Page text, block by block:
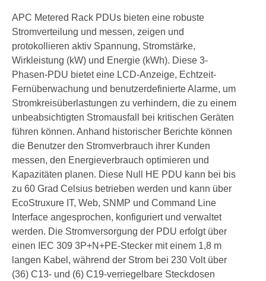
APC Metered Rack PDUs bieten eine robuste
Stromverteilung und messen, zeigen und
protokollieren aktiv Spannung, Stromstärke,
Wirkleistung (kW) und Energie (kWh). Diese 3-
Phasen-PDU bietet eine LCD-Anzeige, Echtzeit-
Fernüberwachung und benutzerdefinierte Alarme, um
Stromkreisüberlastungen zu verhindern, die zu einem
unbeabsichtigten Stromausfall bei kritischen Geräten
führen können. Anhand historischer Berichte können
die Benutzer den Stromverbrauch ihrer Kunden
messen, den Energieverbrauch optimieren und
Kapazitäten planen. Diese Null HE PDU kann bei bis
zu 60 Grad Celsius betrieben werden und kann über
EcoStruxure IT, Web, SNMP und Command Line
Interface angesprochen, konfiguriert und verwaltet
werden. Die Stromversorgung der PDU erfolgt über
einen IEC 309 3P+N+PE-Stecker mit einem 1,8 m
langen Kabel, während der Strom bei 230 Volt über
(36) C13- und (6) C19-verriegelbare Steckdosen